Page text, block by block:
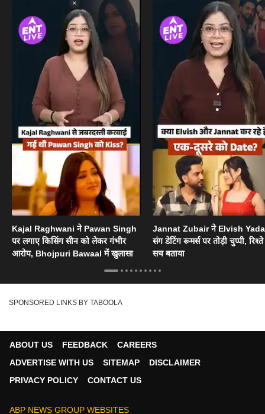
Kajal Raghwani ने Pawan Singh
पर लगाए किसिंग सीन को लेकर गंभीर
आरोप, Bhojpuri Bawaal में खुलासा
Jannat Zubair ने Elvish
संग डेटिंग रूमर्स पर तोड़ी चुप्पी,
सच बताया
SPONSORED LINKS BY TABOOLA
ABOUT US FEEDBACK
CAREERS
ADVERTISE WITH US
SITEMAP
DISCLAIMER
PRIVACY POLICY
CONTACT US
ABP NEWS GROUP WEBSITES